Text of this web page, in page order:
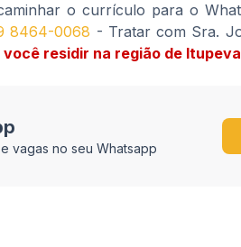
o currículo para o
8464-0068 - Tratar com Sra.
residir na região de Itupeva
vagas no seu Whatsapp